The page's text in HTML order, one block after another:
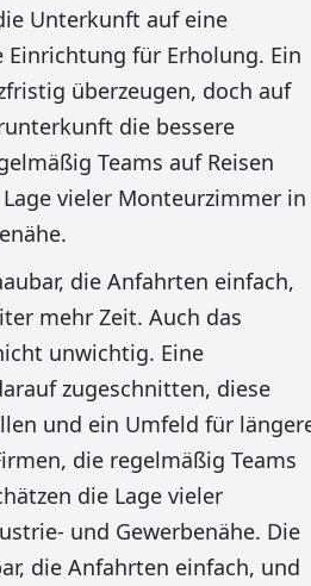
Unterkunft auf eine
für Erholung. Ein
überzeugen, doch auf
die bessere
Teams auf Reisen
vieler Monteurzimmer in
die Anfahrten einfach,
mehr Zeit. Auch das
unwichtig. Eine
zugeschnitten, diese
und ein Umfeld für
die regelmäßig Teams
die Lage vieler
und Gewerbenähe. Die
die Anfahrten einfach, und